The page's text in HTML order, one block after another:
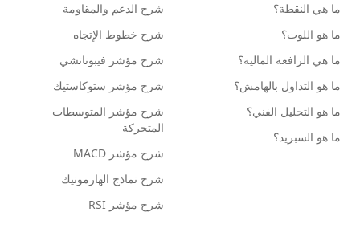
ما هي النقطة؟
ما هو اللوت؟
ما هي الرافعة المالية؟
ما هو التداول بالهامش؟
ما هو التحليل الفني؟
ما هو السبريد؟
شرح الدعم والمقاومة
شرح خطوط الإتجاه
شرح مؤشر فيبوناتشي
شرح مؤشر ستوكاستيك
شرح مؤشر المتوسطات
المتحركة
شرح مؤشر MACD
شرح نماذج الهارمونيك
شرح مؤشر RSI